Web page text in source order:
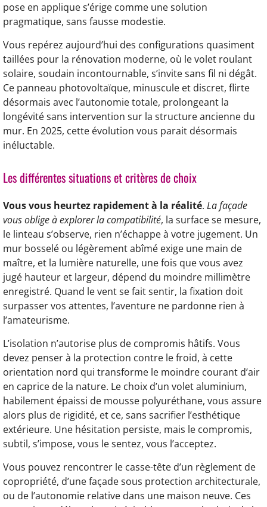
pose en applique s’érige comme une solution
pragmatique, sans fausse modestie.
Vous repérez aujourd’hui des configurations quasiment
taillées pour la rénovation moderne, où le volet roulant
solaire, soudain incontournable, s’invite sans fil ni dégât.
Ce panneau photovoltaïque, minuscule et discret, flirte
désormais avec l’autonomie totale, prolongeant la
longévité sans intervention sur la structure ancienne du
mur. En 2025, cette évolution vous parait désormais
inéluctable.
Les différentes situations et critères de choix
Vous vous heurtez rapidement à la réalité. La façade
vous oblige à explorer la compatibilité, la surface se mesure,
le linteau s’observe, rien n’échappe à votre jugement. Un
mur bosselé ou légèrement abîmé exige une main de
maître, et la lumière naturelle, une fois que vous avez
jugé hauteur et largeur, dépend du moindre millimètre
enregistré. Quand le vent se fait sentir, la fixation doit
surpasser vos attentes, l’aventure ne pardonne rien à
l’amateurisme.
L’isolation n’autorise plus de compromis hâtifs. Vous
devez penser à la protection contre le froid, à cette
orientation nord qui transforme le moindre courant d’air
en caprice de la nature. Le choix d’un volet aluminium,
habilement épaissi de mousse polyuréthane, vous assure
alors plus de rigidité, et ce, sans sacrifier l’esthétique
extérieure. Une hésitation persiste, mais le compromis,
subtil, s’impose, vous le sentez, vous l’acceptez.
Vous pouvez rencontrer le casse-tête d’un règlement de
copropriété, d’une façade sous protection architecturale,
ou de l’autonomie relative dans une maison neuve. Ces